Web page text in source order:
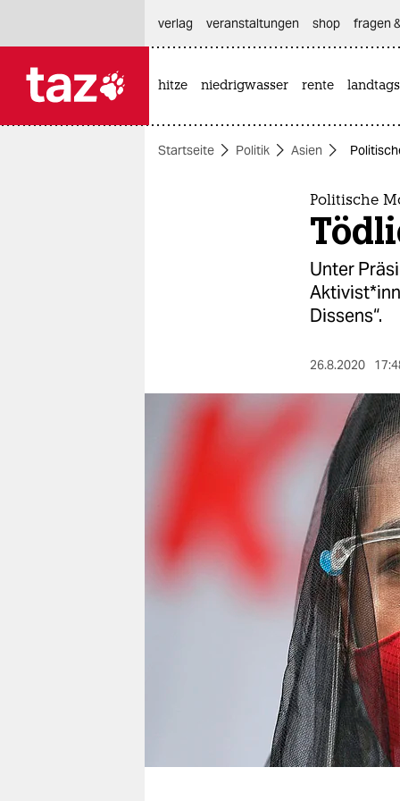
themen
berlin
verlag
verlag
veranstaltungen
genossenschaft
verlag
veranstaltungen shop fragen
hitze niedrigwasser rente
Startseite Politik Asien
Politische
Unter
Dissens“.
26.8.2020